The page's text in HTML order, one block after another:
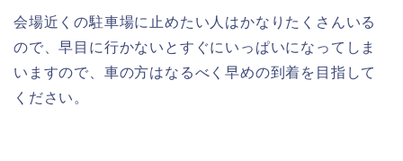
会場近くの駐車場に止めたい人はかなりたくさんいる
ので、早目に行かないとすぐにいっぱいになってしま
いますので、車の方はなるべく早めの到着を目指して
ください。